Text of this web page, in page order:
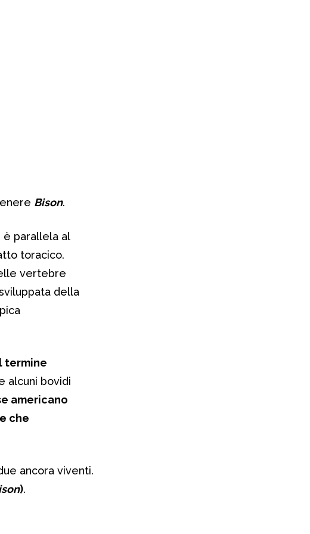
Bison.
è parallela al
toracico.
vertebre
della
termine
alcuni bovidi
americano
che
ancora viventi.
).